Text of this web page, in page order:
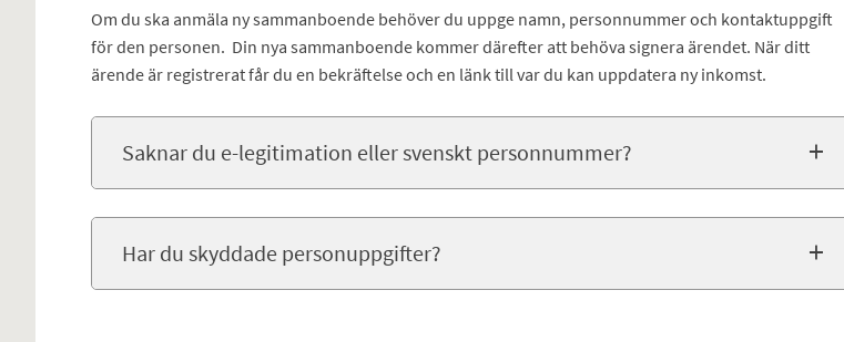
Om du ska anmäla ny sammanboende behöver du uppge namn, personnummer och kontaktuppgift
för den personen. Din nya sammanboende kommer därefter att behöva signera ärendet. När ditt
ärende är registrerat får du en bekräftelse och en länk till var du kan uppdatera ny inkomst.
Saknar du e-legitimation eller svenskt personnummer?
Har du skyddade personuppgifter?